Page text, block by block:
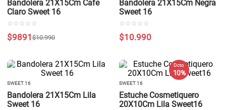
Bandolera 21X15Cm Cafe
Claro Sweet 16
☆ ☆ ☆ ☆ ☆
$10.990
$9891
Bandolera 21X15Cm Negra
Sweet 16
☆ ☆ ☆ ☆ ☆
$10.990
SWEET 16
Bandolera 21X15Cm Lila
Sweet 16
Dcto
10 %
SWEET 16
Estuche Cosmetiquero
20X10Cm Lila Sweet16